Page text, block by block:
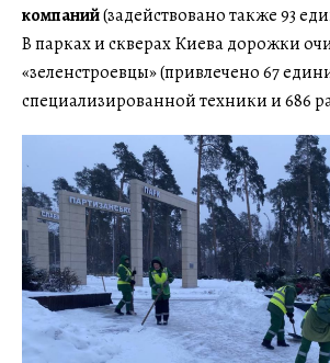
компаний(задействовано также 93
В парках и скверах Киева дорожки
«зеленстроевцы» (привлечено 67
специализированной техники и 686